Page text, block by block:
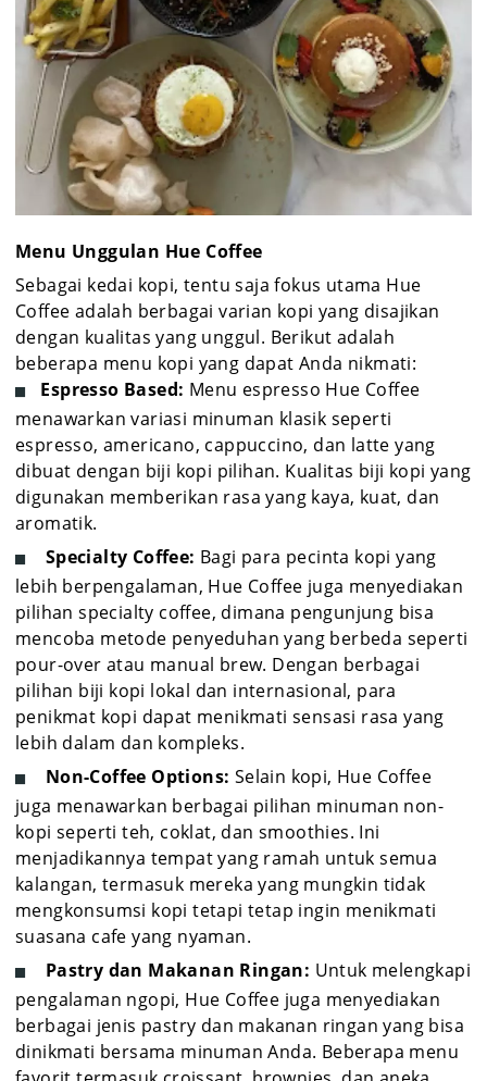
Menu Unggulan Hue Coffee
Sebagai kedai kopi, tentu saja fokus utama Hue
Coffee adalah berbagai varian kopi yang disajikan
dengan kualitas yang unggul. Berikut adalah
beberapa menu kopi yang dapat Anda nikmati:
Espresso Based: Menu espresso Hue Coffee
menawarkan variasi minuman klasik seperti
espresso, americano, cappuccino, dan latte yang
dibuat dengan biji kopi pilihan. Kualitas biji kopi yang
digunakan memberikan rasa yang kaya, kuat, dan
aromatik.
Specialty Coffee: Bagi para pecinta kopi yang
lebih berpengalaman, Hue Coffee juga menyediakan
pilihan specialty coffee, dimana pengunjung bisa
mencoba metode penyeduhan yang berbeda seperti
pour-over atau manual brew. Dengan berbagai
pilihan biji kopi lokal dan internasional, para
penikmat kopi dapat menikmati sensasi rasa yang
lebih dalam dan kompleks.
Non-Coffee Options: Selain kopi, Hue Coffee
juga menawarkan berbagai pilihan minuman non-
kopi seperti teh, coklat, dan smoothies. Ini
menjadikannya tempat yang ramah untuk semua
kalangan, termasuk mereka yang mungkin tidak
mengkonsumsi kopi tetapi tetap ingin menikmati
suasana cafe yang nyaman.
Pastry dan Makanan Ringan: Untuk melengkapi
pengalaman ngopi, Hue Coffee juga menyediakan
berbagai jenis pastry dan makanan ringan yang bisa
dinikmati bersama minuman Anda. Beberapa menu